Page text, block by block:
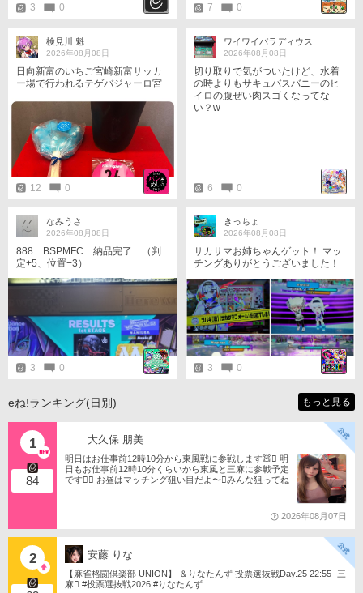
3 0 7 0
検見川 魁
2026年08月08日
日向新富のいちご宮崎新富サッカ
ー場で行われるテゲバジャーロ宮
グ以前からお世話になった猫の手
形のアイスとイシケンカフェのア
イスコーヒーで腹ごしらえです。
イシケンカフェは今期からLサイズ
のコーヒーが出ましたね、アイス
は今年も相手チームのカラーを食
べていきます。 下の画像で問題文
にはジュビロ磐田と書いてます
に移籍している、おそらく今日の
試合にも出場すると思うので横浜F
C問と見なして乗せることにしま
した。
12 0
ワイワイパラディウス
2026年08月08日
切り取りで気がついたけど、水着
の時よりもサキュバスバニーのヒ
イロの腹ぜい肉スゴくなってな
い？w
6 0
なみうさ
2026年08月08日
888 BSPMFC 納品完了 （判
定+5、位置−3）
3 0
きっちょ
2026年08月08日
サカサマお姉ちゃんゲット！ マッ
チングありがとうございました！
行を見て『すごすぎる…！』と声
が漏れるなど。
3 0
eね!ランキング(日別) もっと見る
1
84
大久保 朋美
明日はお仕事前12時10分から東風戦に参戦します🧸󾬏 明
日もお仕事前12時10分くらいから東風と三麻に参戦予定
です󾠔󾭠 お昼はマッチング狙い目だよ〜󾍘みんな狙ってね
2026年08月07日
2 安藤 りな
【麻雀格闘倶楽部 UNION】 ＆りなたんず 投票選抜戦Day.25 22:55- 三
麻󾆽 #投票選抜戦2026 #りなたんず